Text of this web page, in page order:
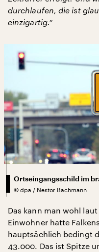
durchlaufen, die ist
einzigartig.“
Ortseingangsschild im
© dpa / Nestor Bachmann
Das kann man wohl
Einwohner hatte
hauptsächlich bedingt
43.000. Das ist Spitze